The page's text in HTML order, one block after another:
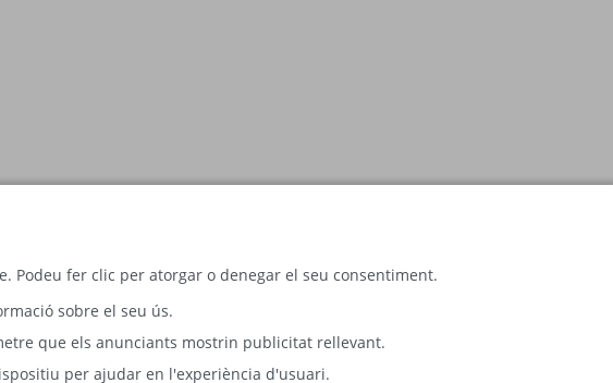
Podeu fer clic per atorgar o denegar el seu consentiment.
sobre el seu ús.
que els anunciants mostrin publicitat rellevant.
per ajudar en l'experiència d'usuari.